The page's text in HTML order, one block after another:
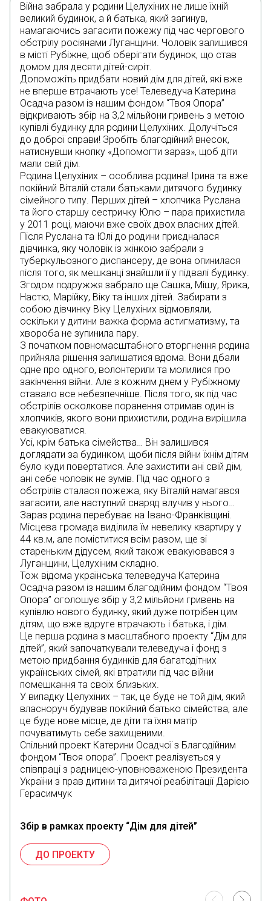
Війна забрала у родини Целухіних не лише їхній
великий будинок, а й батька, який загинув,
намагаючись загасити пожежу під час чергового
обстрілу росіянами Луганщини. Чоловік залишився
в місті Рубіжне, щоб оберігати будинок, що став
домом для десяти дітей-сиріт.
Допоможіть придбати новий дім для дітей, які вже
не вперше втрачають усе! Телеведуча Катерина
Осадча разом із нашим фондом “Твоя Опора”
відкривають збір на 3,2 мільйони гривень з метою
купівлі будинку для родини Целухіних. Долучіться
до доброї справи! Зробіть благодійний внесок,
натиснувши кнопку «Допомогти зараз», щоб діти
мали свій дім.
Родина Целухіних – особлива родина! Ірина та вже
покійний Віталій стали батьками дитячого будинку
сімейного типу. Перших дітей – хлопчика Руслана
та його старшу сестричку Юлю – пара прихистила
у 2011 році, маючи вже своїх двох власних дітей.
Після Руслана та Юлі до родини приєдналася
дівчинка, яку чоловік із жінкою забрали з
туберкульозного диспансеру, де вона опинилася
після того, як мешканці знайшли її у підвалі будинку.
Згодом подружжя забрало ще Сашка, Мішу, Ярика,
Настю, Марійку, Віку та інших дітей. Забирати з
собою дівчинку Віку Целухіних відмовляли,
оскільки у дитини важка форма астигматизму, та
хвороба не зупинила пару.
З початком повномасштабного вторгнення родина
прийняла рішення залишатися вдома. Вони дбали
одне про одного, волонтерили та молилися про
закінчення війни. Але з кожним днем у Рубіжному
ставало все небезпечніше. Після того, як під час
обстрілів осколкове поранення отримав один із
хлопчиків, якого вони прихистили, родина вирішила
евакуюватися.
Усі, крім батька сімейства… Він залишився
доглядати за будинком, щоби після війни їхнім дітям
було куди повертатися. Але захистити ані свій дім,
ані себе чоловік не зумів. Під час одного з
обстрілів сталася пожежа, яку Віталій намагався
загасити, але наступний снаряд влучив у нього…
Зараз родина перебуває на Івано-Франківщині.
Місцева громада виділила їм невелику квартиру у
44 кв.м, але поміститися всім разом, ще зі
стареньким дідусем, який також евакуювався з
Луганщини, Целухіним складно.
Тож відома українська телеведуча Катерина
Осадча разом із нашим благодійним фондом “Твоя
Опора” оголошує збір у 3,2 мільйони гривень на
купівлю нового будинку, який дуже потрібен цим
дітям, що вже вдруге втрачають і батька, і дім.
Це перша родина з масштабного проекту “Дім для
дітей”, який започаткували телеведуча і фонд з
метою придбання будинків для багатодітних
українських сімей, які втратили під час війни
помешкання та своїх близьких.
У випадку Целухіних – так, це буде не той дім, який
власноруч будував покійний батько сімейства, але
це буде нове місце, де діти та їхня матір
почуватимуть себе захищеними.
Спільний проект Катерини Осадчої з Благодійним
фондом “Твоя опора”. Проект реалізується у
співпраці з радницею-уповноваженою Президента
України з прав дитини та дитячої реабілітації Дарією
Герасимчук
Збір в рамках проекту “Дім для дітей”
ДО ПРОЕКТУ